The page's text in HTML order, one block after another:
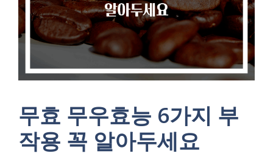
무효 무우효능 6가지 부
작용 꼭 알아두세요